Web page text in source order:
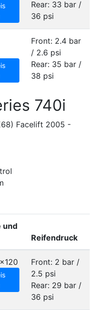
Rear: 33 bar /
36 psi
Front: 2.4 bar
/ 2.6 psi
Rear: 35 bar /
38 psi
740i
Facelift 2005 -
und
Reifendruck
Front: 2 bar /
2.5 psi
Rear: 29 bar /
36 psi